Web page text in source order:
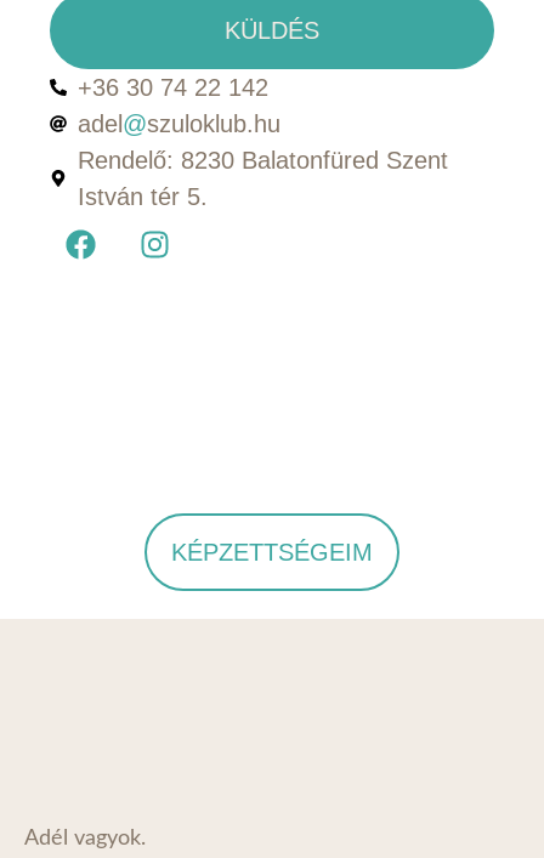
KÜLDÉS
+36 30 74 22 142
adel @szuloklub.hu
Rendelő: 8230 Balatonfüred Szent
István tér 5.
KÉPZETTSÉGEIM
Adél vagyok.